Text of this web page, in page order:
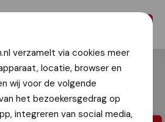
verzamelt via cookies meer
locatie, browser en
wij voor de volgende
het bezoekersgedrag op
integreren van social media,